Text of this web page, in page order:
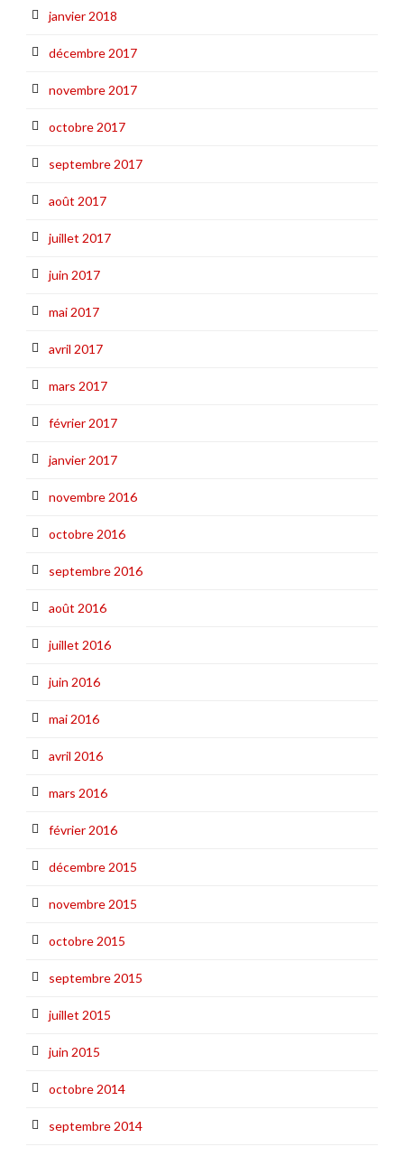
janvier 2018
décembre 2017
novembre 2017
octobre 2017
septembre 2017
août 2017
juillet 2017
juin 2017
mai 2017
avril 2017
mars 2017
février 2017
janvier 2017
novembre 2016
octobre 2016
septembre 2016
août 2016
juillet 2016
juin 2016
mai 2016
avril 2016
mars 2016
février 2016
décembre 2015
novembre 2015
octobre 2015
septembre 2015
juillet 2015
juin 2015
octobre 2014
septembre 2014